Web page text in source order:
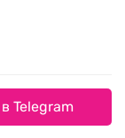
Telegram